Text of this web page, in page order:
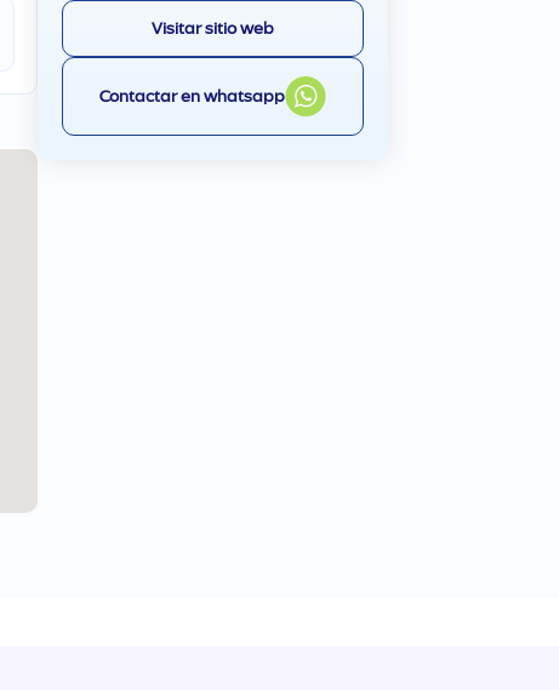
Visitar sitio web
Contactar en whatsapp